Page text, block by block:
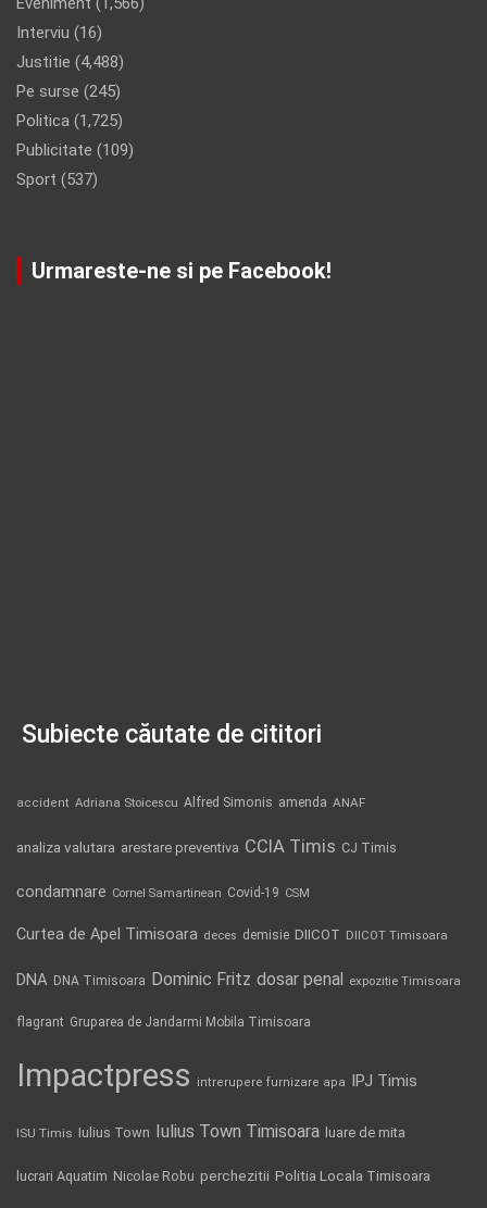
Interviu (16)
Justitie (4,488)
Pe surse (245)
Politica (1,725)
Publicitate (109)
Sport (537)
Urmareste-ne si pe Facebook!
Subiecte căutate de cititori
accident Adriana Stoicescu Alfred Simonis amenda ANAF
analiza valutara arestare preventiva CCIA Timis CJ Timis
condamnare Cornel Samartinean Covid-19 CSM
Curtea de Apel Timisoara deces demisie DIICOT DIICOT Timisoara
DNA DNA Timisoara Dominic Fritz dosar penal expozitie Timisoara
flagrant Gruparea de Jandarmi Mobila Timisoara
Impactpress intrerupere furnizare apa IPJ Timis
ISU Timis Iulius Town Iulius Town Timisoara luare de mita
lucrari Aquatim Nicolae Robu perchezitii Politia Locala Timisoara